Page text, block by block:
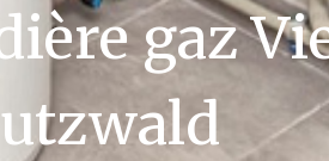
gaz